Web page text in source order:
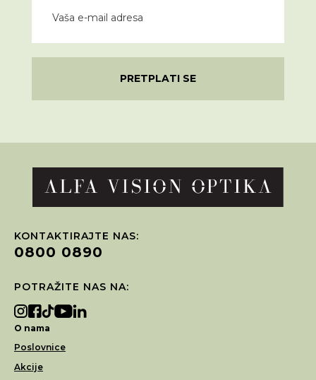
PRETPLATI SE
KONTAKTIRAJTE NAS:
0800 0890
POTRAŽITE NAS NA:
O nama
Poslovnice
Akcije